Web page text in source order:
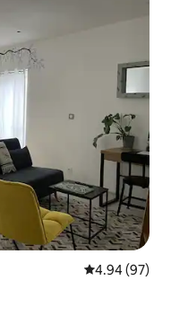
คะแนนเฉลี่ย
4.94 (97)